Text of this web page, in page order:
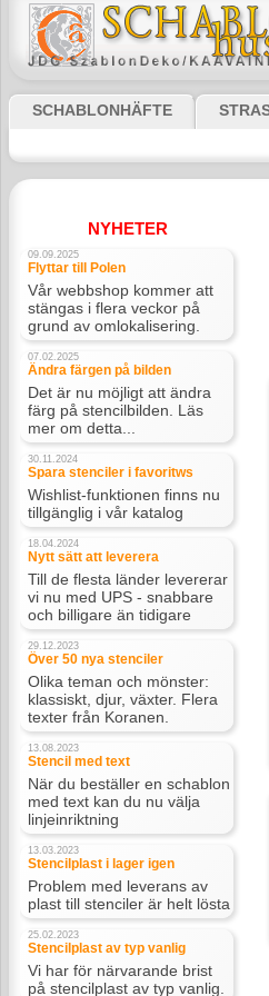
SCHABLONHÄFTE STRASS
NYHETER
09.09.2025
Flyttar till Polen
Vår webbshop kommer att
stängas i flera veckor på grund av
omlokalisering.
07.02.2025
Ändra färgen på bilden
Det är nu möjligt att ändra färg
på stencilbilden. Läs mer om
detta...
30.11.2024
Spara stenciler i favoritws
Wishlist-funktionen finns nu
tillgänglig i vår katalog
18.04.2024
Nytt sätt att leverera
Till de flesta länder levererar vi nu
med UPS - snabbare och billigare
än tidigare
29.12.2023
Över 50 nya stenciler
Olika teman och mönster:
klassiskt, djur, växter. Flera
texter från Koranen.
13.08.2023
Stencil med text
När du beställer en schablon med
text kan du nu välja linjeinriktning
13.03.2023
Stencilplast i lager igen
Problem med leverans av plast till
stenciler är helt lösta
25.02.2023
Stencilplast av typ vanlig